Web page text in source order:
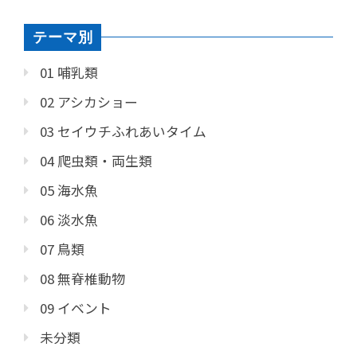
テーマ別
01 哺乳類
02 アシカショー
03 セイウチふれあいタイム
04 爬虫類・両生類
05 海水魚
06 淡水魚
07 鳥類
08 無脊椎動物
09 イベント
未分類